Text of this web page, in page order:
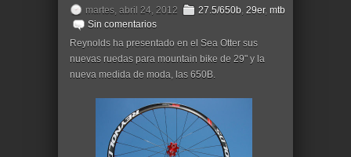
martes, abril 24, 2012 27.5/650b, 29er, mtb
Sin comentarios
Reynolds ha presentado en el Sea Otter sus
nuevas ruedas para mountain bike de 29" y la
nueva medida de moda, las 650B.